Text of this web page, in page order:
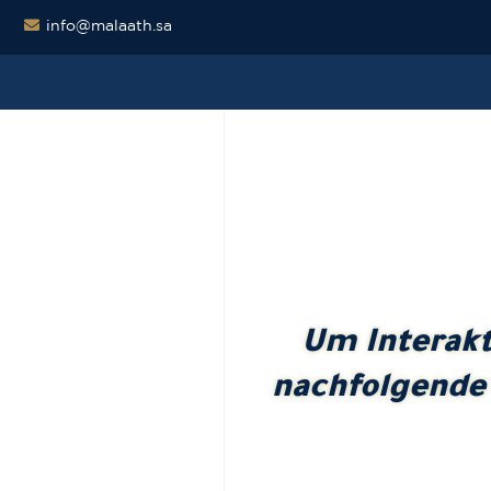
info@malaath.sa
Um